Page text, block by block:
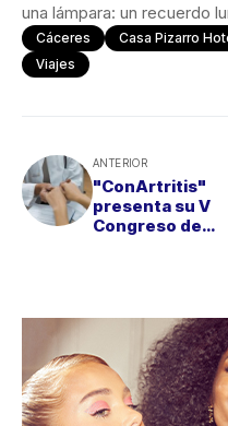
una lámpara: un recuerdo
Cáceres Casa Pizarro
Viajes
ANTERIOR
"ConArtritis"
presenta su V
Congreso de